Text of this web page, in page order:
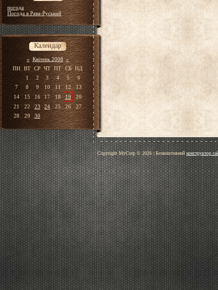
погода
Погода в Рава-Руський
Календар
« Квітень 2008 »
ПН ВТ СР ЧТ ПТ СБ
НД
1
2 3 4 5
6
7
8 9 10 11 12
13
14
15 16 17 18 19
20
21
22 23 24 25 26
27
28
29 30
Copyright MyCorp © 2026|Безкоштовнийконструктор